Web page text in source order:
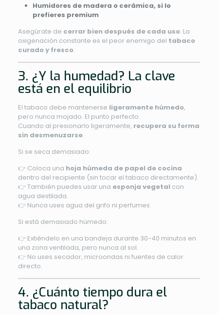
Humidores de madera o cerámica, si lo
prefieres premium
Asegúrate de cerrar bien después de cada uso. La
oxigenación constante es el peor enemigo del tabaco
curado y fresco.
3. ¿Y la humedad? La clave
está en el equilibrio
El tabaco debe mantenerse ligeramente húmedo,
pero nunca mojado. El punto perfecto:
Cuando al presionarlo ligeramente, recupera su forma
sin desmenuzarse.
Si se seca demasiado:
👉 Coloca una hoja húmeda de papel de cocina
dentro del recipiente (sin tocar el tabaco directamente).
👉 También puedes usar una esponja vegetalcon
agua destilada.
👉 Nunca uses agua del grifo ni perfumes.
Si está demasiado húmedo:
👉 Extiéndelo en una bandeja durante 30-40 minutos en
una zona ventilada, pero nunca al sol.
👉 No uses secador, microondas ni fuentes de calor
directo.
4. ¿Cuánto tiempo dura el
tabaco natural?